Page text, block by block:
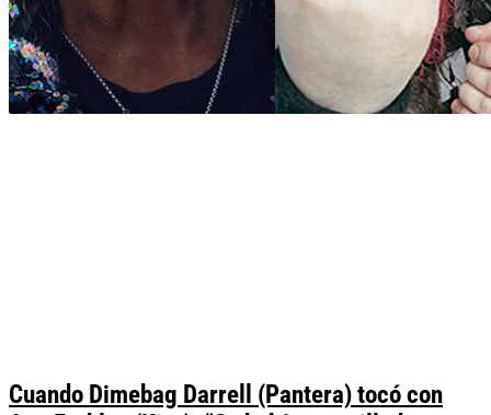
Cuando Dimebag Darrell (Pantera) tocó con